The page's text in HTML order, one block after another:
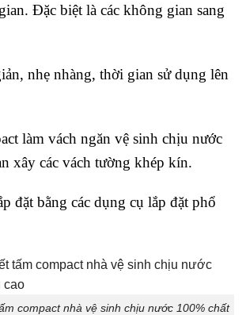
Đặc biệt là các không gian sang
nhẹ nhàng, thời gian sử dụng lên
làm vách ngăn vệ sinh chịu nước
xây các vách tường khép kín.
đặt bằng các dụng cụ lắp đặt phổ
compact nhà vệ sinh chịu nước 100% chất